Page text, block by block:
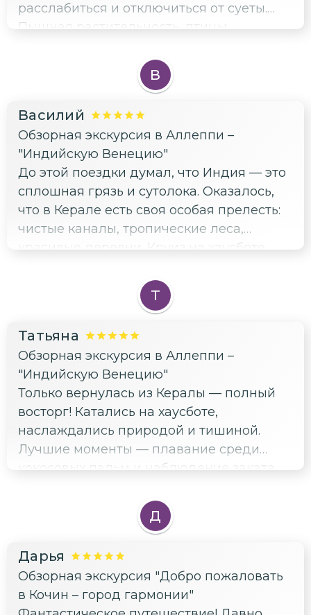
расслабиться и отключиться от суеты.
Пышная растительность, птицы,
Хотела бы пожить здесь подольше.
В
Василий
Обзорная экскурсия в Аллеппи –
"Индийскую Венецию"
До этой поездки думал, что Индия — это
сплошная грязь и сутолока. Оказалось,
что в Керале есть своя особая прелесть:
чистые каналы, тропические леса,
красивые деревни. Круиз на хаусботе
желание вернуться.
Т
Татьяна
Обзорная экскурсия в Аллеппи –
"Индийскую Венецию"
Только вернулась из Кералы — полный
восторг! Катались на хаусботе,
наслаждались природой и тишиной.
Лучшие моменты — плавание среди
кокосовых пальм и наблюдение заката
альтернатива обычным пляжным
Д
Дарья
Обзорная экскурсия "Добро пожаловать
в Кочин – город гармонии"